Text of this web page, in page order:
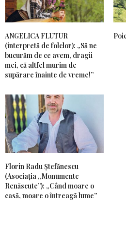
ANGELICA FLUTUR
(interpretă de folclor): „Să ne
bucurăm de ce avem, dragii
mei, că altfel murim de
supărare înainte de vreme!”
Florin Radu Ștefănescu
(Asociația „Monumente
Renăscute”): „Când moare o
casă, moare o întreagă lume”